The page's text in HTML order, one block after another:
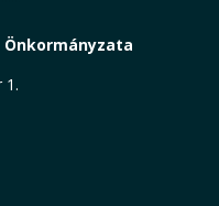
Önkormányzata
1.